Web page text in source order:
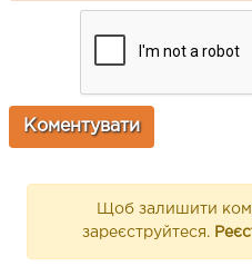
Щоб залишити
зареєструйтеся.